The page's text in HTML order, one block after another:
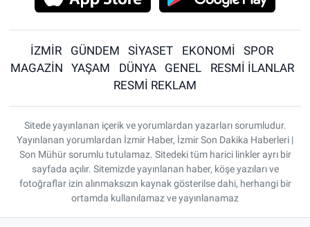
İZMİR GÜNDEM SİYASET EKONOMİ
SPOR
MAGAZİN
YAŞAM DÜNYA GENEL
RESMİ İLANLAR
RESMİ REKLAM
Sitede yayınlanan içerik ve yorumlardan yazarları sorumludur.
Yayınlanan yorumlardan İzmir Haber, İzmir Son Dakika Haberleri |
Son Mühür sorumlu tutulamaz. Sitedeki tüm harici linkler ayrı bir
sayfada açılır. Sitemizde yayınlanan haber, köşe yazıları ve
fotoğraflar izin alınmaksızın kaynak gösterilse dahi, herhangi bir
ortamda kullanılamaz ve yayınlanamaz